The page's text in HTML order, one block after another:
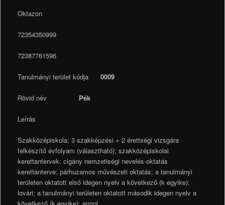
Oktazon
72354350999
72387761596
Tanulmányi terület kódja 0009
Rövid név Pék
Leírás
Szakközépiskola; 3 szakképzési + 2 érettségi vizsgára
felkészítő évfolyam (választható); szakközépiskolai
kerettantervek; cigány nemzetiségi nevelés-oktatás
kerettanterve; párhuzamos művészeti oktatás; a tanulmányi
területen oktatott első idegen nyelv a következő (k egyike):
lovári; a tanulmányi területen oktatott második idegen nyelv a